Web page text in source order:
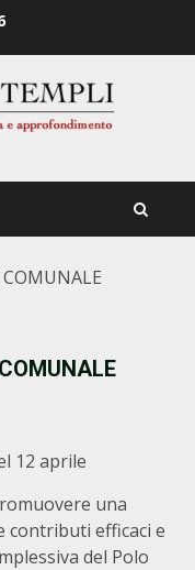
12 aprile
una
contributi efficaci e
del Polo